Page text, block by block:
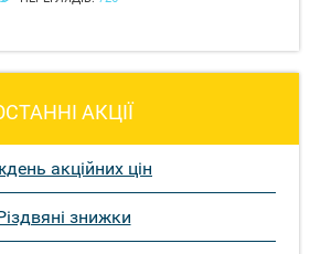
АКЦІЇ
акційних цін
знижки